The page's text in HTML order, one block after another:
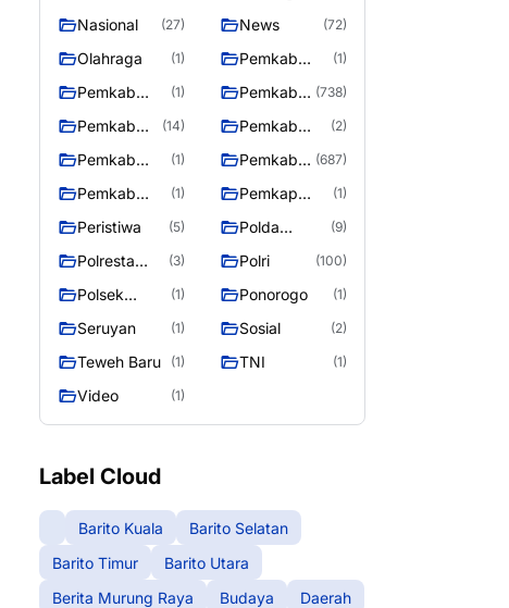
Nasional (27) News (72)
Olahraga (1)
Pemkab
Barifo Utara
(1)
Pemkab
(1)
Pemkab
Utara
(738)
Pemkab
(14)
Pemkab
(2)
Pemkab
(1)
Pemkab
Raya
(687)
Pemkab
(1)
Pemkap
Raya
(1)
Peristiwa (5)
Polda
(9)
Polresta
Raya
(3) Polri (100)
Polsek
(1) Ponorogo (1)
Seruyan (1) Sosial (2)
Teweh Baru (1) TNI (1)
Video (1)
Label Cloud
Barito Kuala
Barito Selatan
Barito Timur
Barito Utara
Berita Murung Raya
Budaya
Daerah